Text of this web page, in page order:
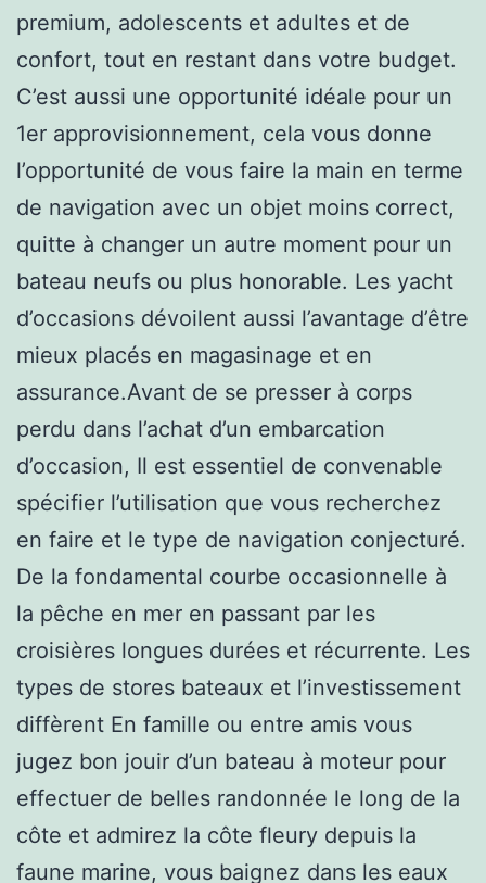
premium, adolescents et adultes et de
confort, tout en restant dans votre budget.
C’est aussi une opportunité idéale pour un
1er approvisionnement, cela vous donne
l’opportunité de vous faire la main en terme
de navigation avec un objet moins correct,
quitte à changer un autre moment pour un
bateau neufs ou plus honorable. Les yacht
d’occasions dévoilent aussi l’avantage d’être
mieux placés en magasinage et en
assurance.Avant de se presser à corps
perdu dans l’achat d’un embarcation
d’occasion, Il est essentiel de convenable
spécifier l’utilisation que vous recherchez
en faire et le type de navigation conjecturé.
De la fondamental courbe occasionnelle à
la pêche en mer en passant par les
croisières longues durées et récurrente. Les
types de stores bateaux et l’investissement
diffèrent En famille ou entre amis vous
jugez bon jouir d’un bateau à moteur pour
effectuer de belles randonnée le long de la
côte et admirez la côte fleury depuis la
faune marine, vous baignez dans les eaux